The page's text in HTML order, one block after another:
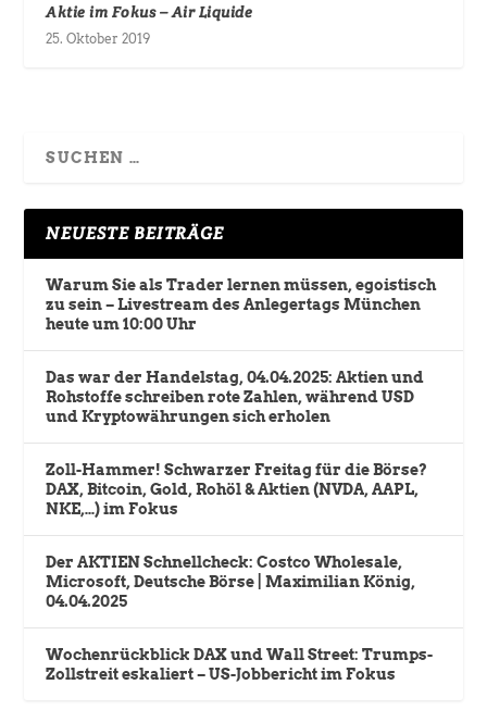
Aktie im Fokus – Air Liquide
25. Oktober 2019
NEUESTE BEITRÄGE
Warum Sie als Trader lernen müssen, egoistisch
zu sein – Livestream des Anlegertags München
heute um 10:00 Uhr
Das war der Handelstag, 04.04.2025: Aktien und
Rohstoffe schreiben rote Zahlen, während USD
und Kryptowährungen sich erholen
Zoll-Hammer! Schwarzer Freitag für die Börse?
DAX, Bitcoin, Gold, Rohöl & Aktien (NVDA, AAPL,
NKE,…) im Fokus
Der AKTIEN Schnellcheck: Costco Wholesale,
Microsoft, Deutsche Börse | Maximilian König,
04.04.2025
Wochenrückblick DAX und Wall Street: Trumps-
Zollstreit eskaliert – US-Jobbericht im Fokus